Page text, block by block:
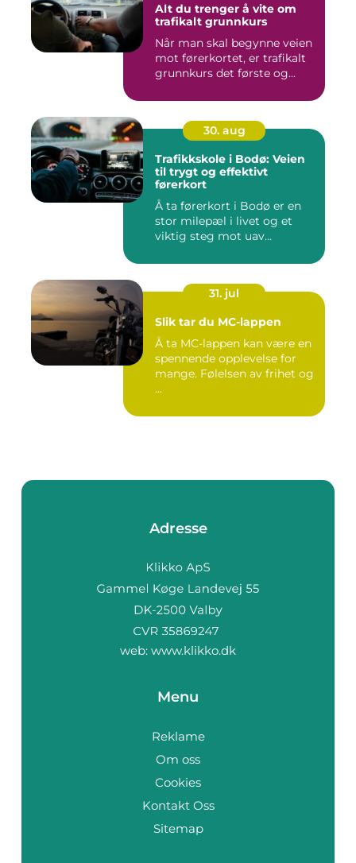
Alt du trenger å vite om
trafikalt grunnkurs
Når man skal begynne veien
mot førerkortet, er trafikalt
grunnkurs det første og...
30. aug
Trafikkskole i Bodø: Veien
til trygt og effektivt
førerkort
Å ta førerkort i Bodø er en
stor milepæl i livet og et
viktig steg mot uav...
31. jul
Slik tar du MC-lappen
Å ta MC-lappen kan være en
spennende opplevelse for
mange. Følelsen av frihet og
...
Adresse
web: www.klikko.dk
Menu
Reklame
Om oss
Cookies
Kontakt Oss
Sitemap